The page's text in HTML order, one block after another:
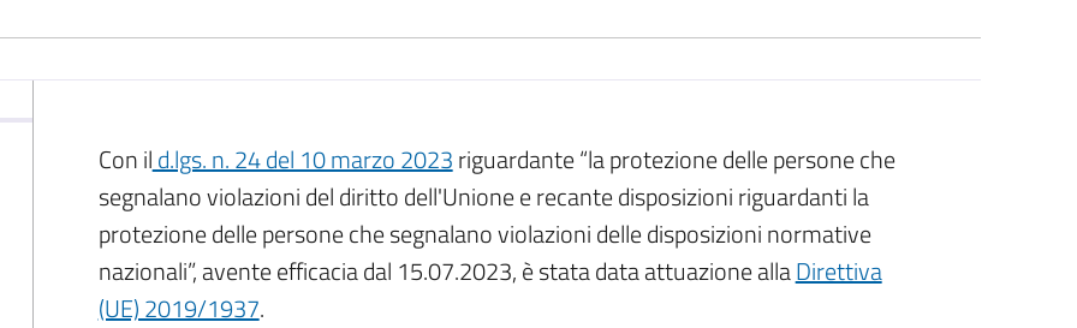
Con ild.lgs. n. 24 del 10 marzo 2023riguardante “la protezione delle persone che
segnalano violazioni del diritto dell'Unione e recante disposizioni riguardanti la
protezione delle persone che segnalano violazioni delle disposizioni normative
nazionali”, avente efficacia dal 15.07.2023, è stata data attuazione allaDirettiva
(UE) 2019/1937.